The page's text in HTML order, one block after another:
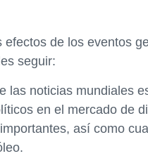
de los eventos
seguir:
las noticias mundiales
en el mercado de
así como